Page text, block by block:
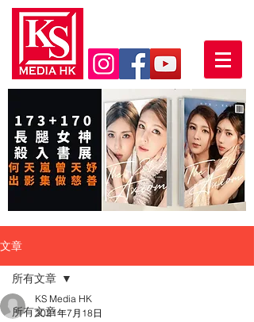
文章
所有文章
所有文章
KS Media HK
2021年7月18日